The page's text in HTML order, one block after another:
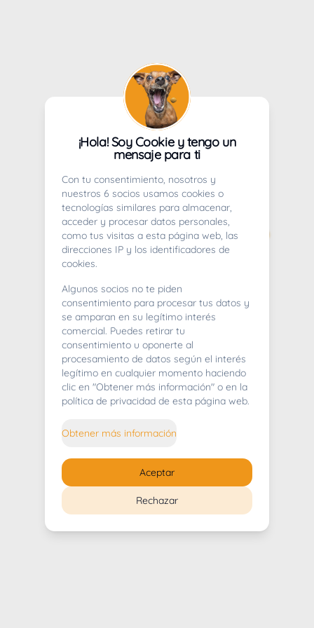
404
Whoops! Lo sentimos mucho.
¡Hola! Soy Cookie y tengo un
mensaje para ti
Con tu consentimiento, nosotros y
nuestros 6 socios usamos cookies o
tecnologías similares para almacenar,
acceder y procesar datos personales,
como tus visitas a esta página web, las
direcciones IP y los identificadores de
cookies.
Algunos socios no te piden
consentimiento para procesar tus datos y
se amparan en su legítimo interés
comercial. Puedes retirar tu
consentimiento u oponerte al
procesamiento de datos según el interés
legítimo en cualquier momento haciendo
clic en "Obtener más información" o en la
política de privacidad de esta página web.
Obtener más información
Rechazar
Aceptar